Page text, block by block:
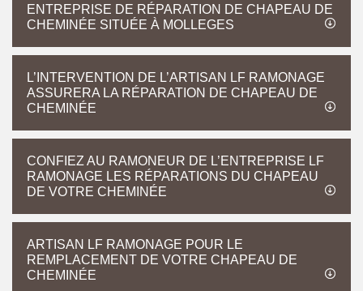
ENTREPRISE DE RÉPARATION DE CHAPEAU DE
CHEMINÉE SITUÉE À MOLLEGES
L’INTERVENTION DE L’ARTISAN LF RAMONAGE
ASSURERA LA RÉPARATION DE CHAPEAU DE
CHEMINÉE
CONFIEZ AU RAMONEUR DE L’ENTREPRISE LF
RAMONAGE LES RÉPARATIONS DU CHAPEAU
DE VOTRE CHEMINÉE
ARTISAN LF RAMONAGE POUR LE
REMPLACEMENT DE VOTRE CHAPEAU DE
CHEMINÉE